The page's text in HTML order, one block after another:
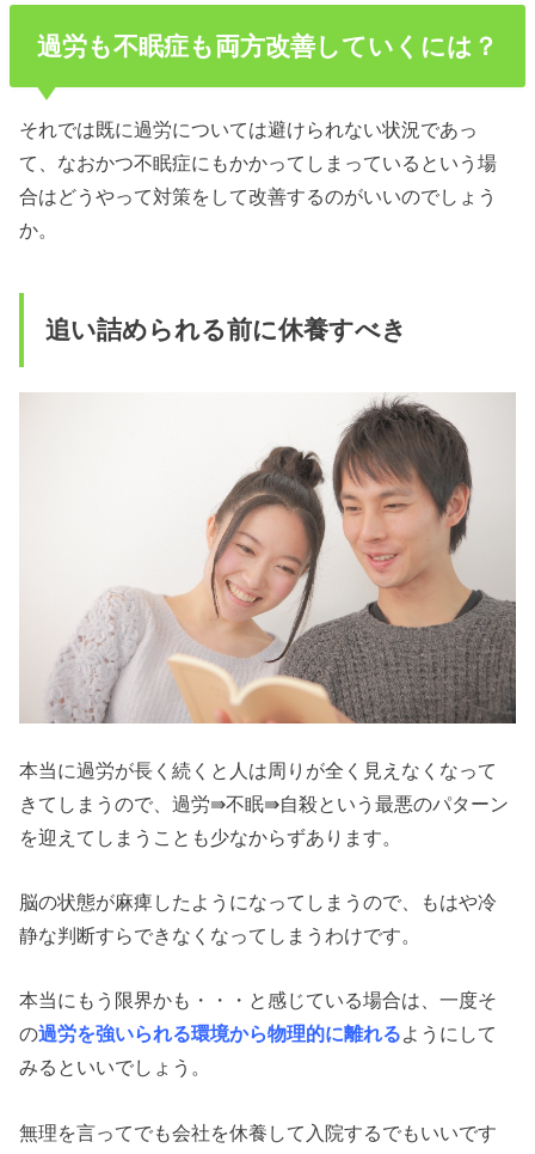
過労も不眠症も両方改善していくには？
それでは既に過労については避けられない状況であっ
て、なおかつ不眠症にもかかってしまっているという場
合はどうやって対策をして改善するのがいいのでしょう
か。
追い詰められる前に休養すべき
本当に過労が長く続くと人は周りが全く見えなくなって
きてしまうので、過労⇛不眠⇛自殺という最悪のパターン
を迎えてしまうことも少なからずあります。
脳の状態が麻痺したようになってしまうので、もはや冷
静な判断すらできなくなってしまうわけです。
本当にもう限界かも・・・と感じている場合は、一度そ
の過労を強いられる環境から物理的に離れるようにして
みるといいでしょう。
無理を言ってでも会社を休養して入院するでもいいです